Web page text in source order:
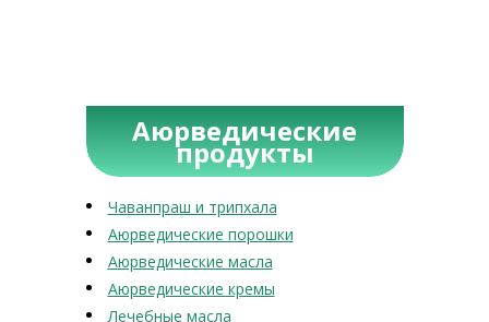
Аюрведические
продукты
Чаванпраш и трипхала
Аюрведические порошки
Аюрведические масла
Аюрведические кремы
Лечебные масла